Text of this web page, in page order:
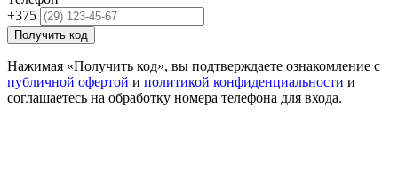
+375
Получить код
Нажимая «Получить код», вы подтверждаете ознакомление с
публичной офертой и политикой конфиденциальности и
соглашаетесь на обработку номера телефона для входа.